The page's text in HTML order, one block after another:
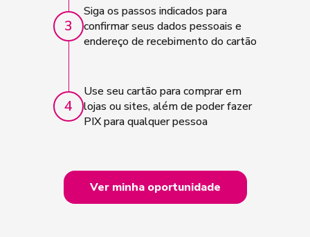
3
Siga os passos indicados para
confirmar seus dados pessoais e
endereço de recebimento do cartão
4
Use seu cartão para comprar em
lojas ou sites, além de poder fazer
PIX para qualquer pessoa
Ver minha oportunidade